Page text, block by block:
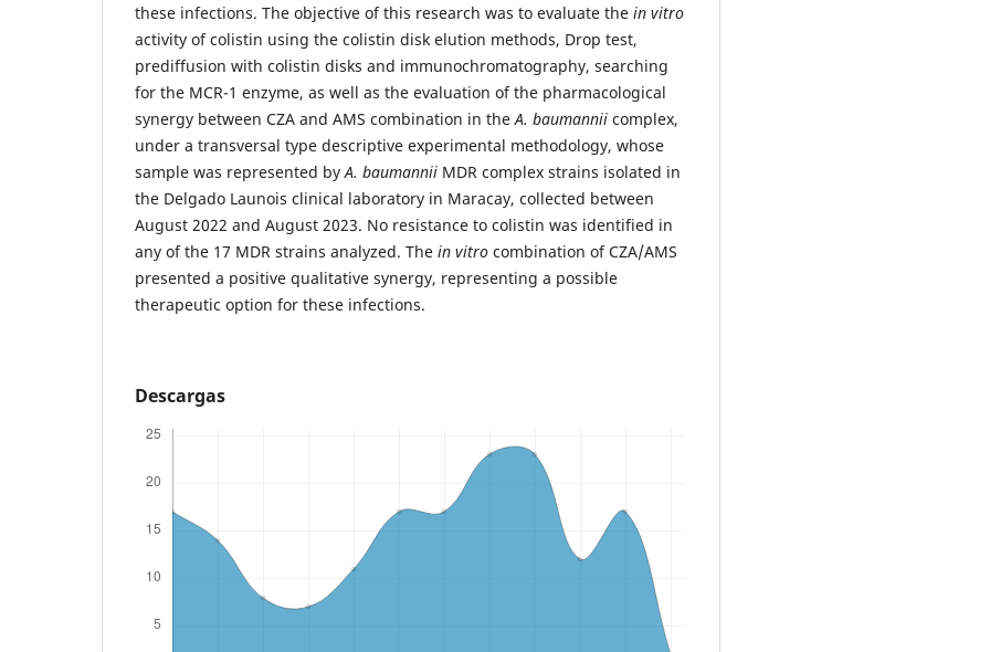
these infections. The objective of this research was to evaluate the in vitro
activity of colistin using the colistin disk elution methods, Drop test,
prediffusion with colistin disks and immunochromatography, searching
for the MCR-1 enzyme, as well as the evaluation of the pharmacological
synergy between CZA and AMS combination in the A. baumannii complex,
under a transversal type descriptive experimental methodology, whose
sample was represented by A. baumannii MDR complex strains isolated in
the Delgado Launois clinical laboratory in Maracay, collected between
August 2022 and August 2023. No resistance to colistin was identified in
any of the 17 MDR strains analyzed. The in vitro combination of CZA/AMS
presented a positive qualitative synergy, representing a possible
therapeutic option for these infections.
Descargas